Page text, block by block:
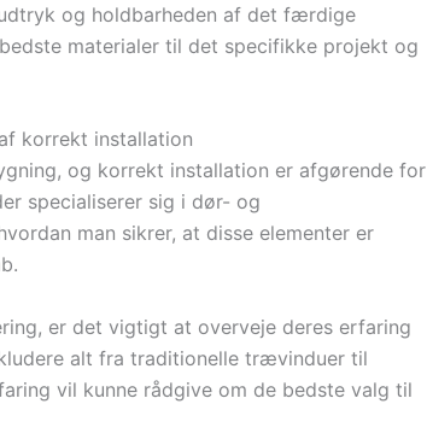
og holdbarheden af det færdige
materialer til det specifikke projekt og
korrekt installation
og korrekt installation er afgørende for
specialiserer sig i dør- og
man sikrer, at disse elementer er
er det vigtigt at overveje deres erfaring
alt fra traditionelle trævinduer til
vil kunne rådgive om de bedste valg til